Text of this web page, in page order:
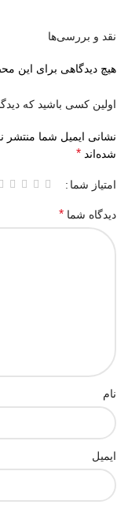
نقد و بررسی‌ها
هیچ دیدگاهی برای این
اولین کسی باشید که
نشانی ایمیل شما منتشر
شده‌اند *
امتیاز شما
دیدگاه شما *
نام
ایمیل